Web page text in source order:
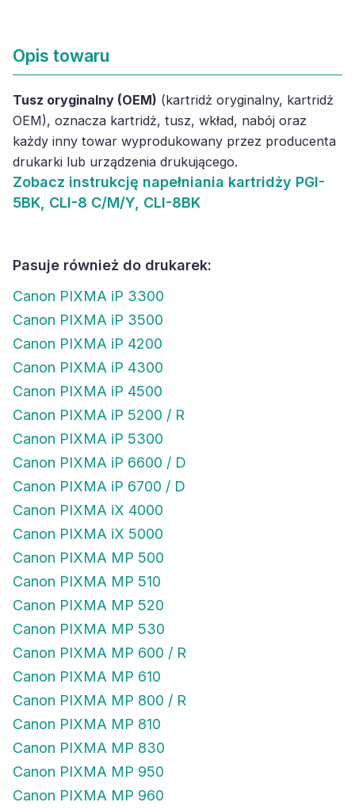
Opis towaru
Tusz oryginalny (OEM) (kartridż oryginalny, kartridż
OEM), oznacza kartridż, tusz, wkład, nabój oraz
każdy inny towar wyprodukowany przez producenta
drukarki lub urządzenia drukującego.
Zobacz instrukcję napełniania kartridży PGI-
5BK, CLI-8 C/M/Y, CLI-8BK
Pasuje również do drukarek:
Canon PIXMA iP 3300
Canon PIXMA iP 3500
Canon PIXMA iP 4200
Canon PIXMA iP 4300
Canon PIXMA iP 4500
Canon PIXMA iP 5200 / R
Canon PIXMA iP 5300
Canon PIXMA iP 6600 / D
Canon PIXMA iP 6700 / D
Canon PIXMA iX 4000
Canon PIXMA iX 5000
Canon PIXMA MP 500
Canon PIXMA MP 510
Canon PIXMA MP 520
Canon PIXMA MP 530
Canon PIXMA MP 600 / R
Canon PIXMA MP 610
Canon PIXMA MP 800 / R
Canon PIXMA MP 810
Canon PIXMA MP 830
Canon PIXMA MP 950
Canon PIXMA MP 960